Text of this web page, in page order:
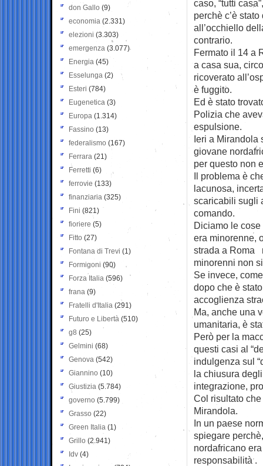
caso, “tutti
perchè c’è
all’occhiello
contrario.
Fermato il 14 a
a casa sua,
ricoverato
è fuggito.
Ed è stato
Polizia che
espulsione.
Ieri a Mirandola
giovane
per questo non
Il problema è
lacunosa,
scaricabili sugli
comando.
Diciamo le
era minorenne,
strada a Roma
minorenni non
Se invece,
dopo che è
accoglienza
Ma, anche una
umanitaria, è
Però per la
questi casi al
indulgenza sul
la chiusura
integrazione,
Col risultato
Mirandola.
In un paese
spiegare
nordafricano
responsabilità .
don Gallo (9)
economia (2.331)
elezioni (3.303)
emergenza (3.077)
Energia (45)
Esselunga (2)
Esteri (784)
Eugenetica (3)
Europa (1.314)
Fassino (13)
federalismo (167)
Ferrara (21)
Ferretti (6)
ferrovie (133)
finanziaria (325)
Fini (821)
fioriere (5)
Fitto (27)
Fontana di Trevi (1)
Formigoni (90)
Forza Italia (596)
frana (9)
Fratelli d'Italia (291)
Futuro e Libertà (510)
g8 (25)
Gelmini (68)
Genova (542)
Giannino (10)
Giustizia (5.784)
governo (5.799)
Grasso (22)
Green Italia (1)
Grillo (2.941)
Idv (4)